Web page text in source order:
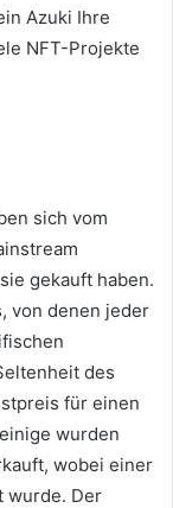
Azuki Ihre
NFT-Projekte
sich vom
gekauft haben.
von denen jeder
des
für einen
wurden
wobei einer
wurde. Der